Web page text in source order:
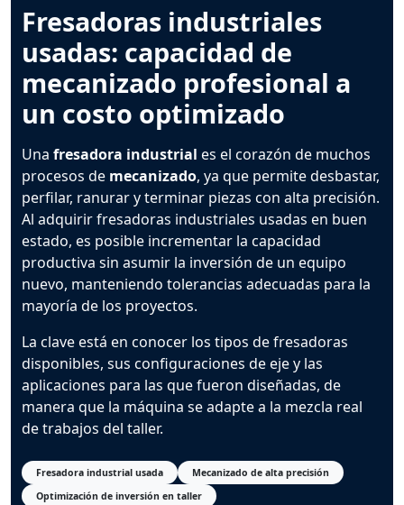
Fresadoras industriales
usadas: capacidad de
mecanizado profesional a
un costo optimizado
Una fresadora industrial es el corazón de muchos
procesos de mecanizado, ya que permite desbastar,
perfilar, ranurar y terminar piezas con alta precisión.
Al adquirir fresadoras industriales usadas en buen
estado, es posible incrementar la capacidad
productiva sin asumir la inversión de un equipo
nuevo, manteniendo tolerancias adecuadas para la
mayoría de los proyectos.
La clave está en conocer los tipos de fresadoras
disponibles, sus configuraciones de eje y las
aplicaciones para las que fueron diseñadas, de
manera que la máquina se adapte a la mezcla real
de trabajos del taller.
Fresadora industrial usada
Mecanizado de alta precisión
Optimización de inversión en taller